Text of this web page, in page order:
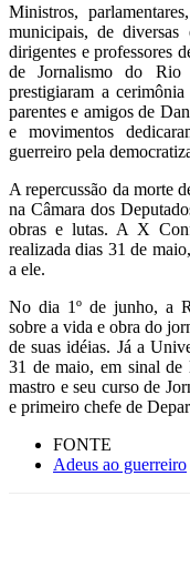
Ministros,
municipais, de
dirigentes e professores
de Jornalismo do
prestigiaram a
parentes e amigos de
e movimentos
guerreiro pela
A repercussão da morte
na Câmara dos
obras e lutas. A X
realizada dias 31 de
a ele.
No dia 1º de junho, a
sobre a vida e obra do
de suas idéias. Já a
31 de maio, em sinal de
mastro e seu curso de
e primeiro chefe de
FONTE
Adeus ao guerreiro